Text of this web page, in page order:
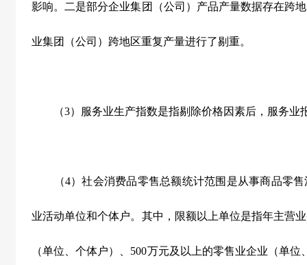
影响。二是部分企业集团（公司）产品产量数据存在跨
业集团（公司）跨地区重复产量进行了剔重。
（3）服务业生产指数是指剔除价格因素后，服务业
（4）社会消费品零售总额统计范围是从事商品零
业活动单位和个体户。其中，限额以上单位是指年主营
（单位、个体户）、 500万元及以上的零售业企业（单位